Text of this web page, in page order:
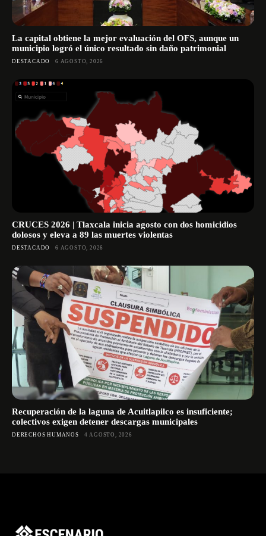
La capital obtiene la mejor evaluación del OFS, aunque un
municipio logró el único resultado sin daño patrimonial
DESTACADO 6 AGOSTO, 2026
CRUCES 2026 | Tlaxcala inicia agosto con dos homicidios
dolosos y eleva a 89 las muertes violentas
DESTACADO 6 AGOSTO, 2026
Recuperación de la laguna de Acuitlapilco es insuficiente;
colectivos exigen detener descargas municipales
DERECHOS HUMANOS 4 AGOSTO, 2026